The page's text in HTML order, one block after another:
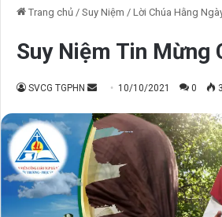
Trang chủ / Suy Niệm / Lời Chúa Hằng
Suy Niệm Tin Mừng
SVCG TGPHN
Send
email
10/10/2021 0